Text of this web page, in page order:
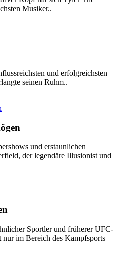
Musiker..
und erfolgreichsten
seinen Ruhm..
und erstaunlichen
der legendäre Illusionist und
Sportler und früherer UFC-
im Bereich des Kampfsports